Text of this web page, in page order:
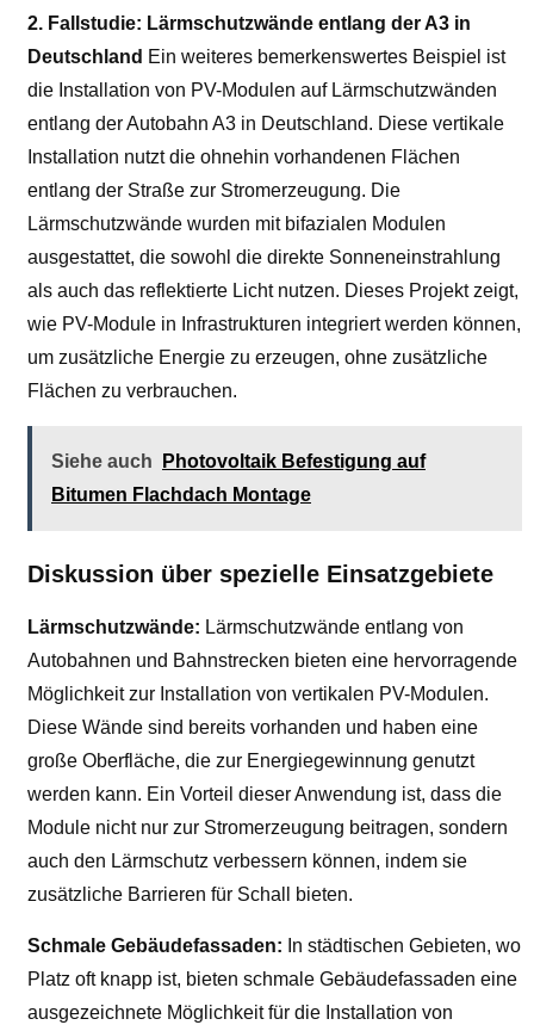
2. Fallstudie: Lärmschutzwände entlang der A3 in
Deutschland Ein weiteres bemerkenswertes Beispiel ist
die Installation von PV-Modulen auf Lärmschutzwänden
entlang der Autobahn A3 in Deutschland. Diese vertikale
Installation nutzt die ohnehin vorhandenen Flächen
entlang der Straße zur Stromerzeugung. Die
Lärmschutzwände wurden mit bifazialen Modulen
ausgestattet, die sowohl die direkte Sonneneinstrahlung
als auch das reflektierte Licht nutzen. Dieses Projekt zeigt,
wie PV-Module in Infrastrukturen integriert werden können,
um zusätzliche Energie zu erzeugen, ohne zusätzliche
Flächen zu verbrauchen.
Siehe auch
Photovoltaik Befestigung auf
Bitumen Flachdach Montage
Diskussion über spezielle Einsatzgebiete
Lärmschutzwände: Lärmschutzwände entlang von
Autobahnen und Bahnstrecken bieten eine hervorragende
Möglichkeit zur Installation von vertikalen PV-Modulen.
Diese Wände sind bereits vorhanden und haben eine
große Oberfläche, die zur Energiegewinnung genutzt
werden kann. Ein Vorteil dieser Anwendung ist, dass die
Module nicht nur zur Stromerzeugung beitragen, sondern
auch den Lärmschutz verbessern können, indem sie
zusätzliche Barrieren für Schall bieten.
Schmale Gebäudefassaden: In städtischen Gebieten, wo
Platz oft knapp ist, bieten schmale Gebäudefassaden eine
ausgezeichnete Möglichkeit für die Installation von